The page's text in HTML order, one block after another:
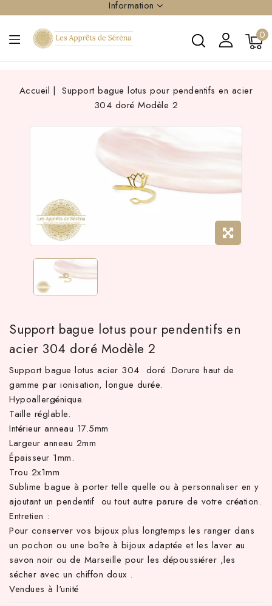
Information
0
d'achat hors frais de port en France métropolitaine ! À
Accueil
Support bague lotus pour pendentifs en acier
304 doré Modèle 2
Support bague lotus pour pendentifs en
acier 304 doré Modèle 2
Support bague lotus acier 304 doré .Dorure haut de
gamme par ionisation, longue durée.
Hypoallergénique.
Taille réglable.
Intérieur anneau 17.5mm
Largeur anneau 2mm
Épaisseur 1mm.
Trou 2x1mm
Sublime bague à porter telle quelle ou à personnaliser en y
ajoutant un pendentif ou tout autre parure de votre création.
Entretien :
Pour conserver vos bijoux plus longtemps les ranger dans
un pochon ou une boîte à bijoux adaptée et les laver au
savon noir ou de Marseille pour les dépoussiérer ,les
sécher avec un chiffon doux .
Vendues à l'unité